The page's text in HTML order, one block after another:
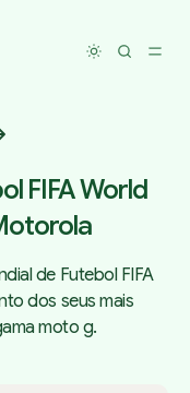
Toggle
FIFA World
de Futebol FIFA
dos seus mais
moto g.